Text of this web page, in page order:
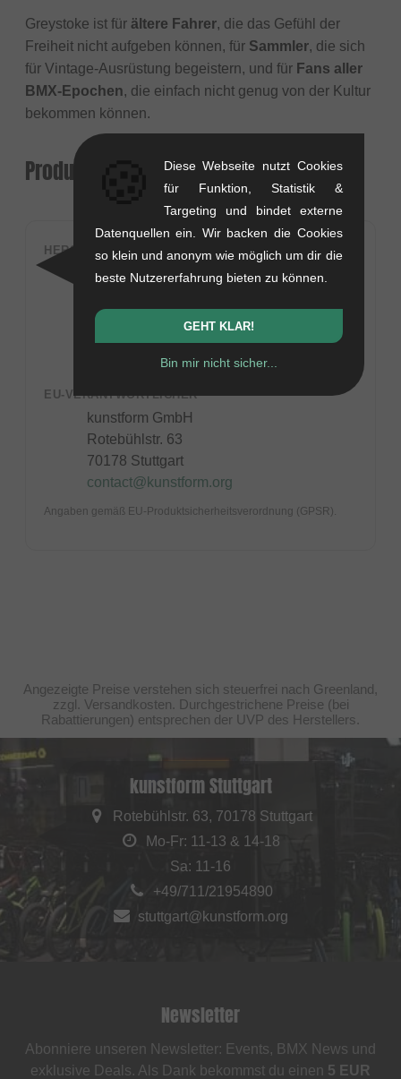
Greystoke ist für ältere Fahrer, die das Gefühl der
Freiheit nicht aufgeben können, für Sammler, die sich
für Vintage-Ausrüstung begeistern, und für Fans aller
BMX-Epochen, die einfach nicht genug von der Kultur
bekommen können.
Produktsicherheit
HERSTELLER
Greystoke BMX Media
Glasgow G4 9XG
info@greystokebmx.com
EU-VERANTWORTLICHER
kunstform GmbH
Rotebühlstr. 63
70178 Stuttgart
contact@kunstform.org
Angaben gemäß EU-Produktsicherheitsverordnung (GPSR).
Angezeigte Preise verstehen sich steuerfrei nach Greenland,
zzgl. Versandkosten. Durchgestrichene Preise (bei
Rabattierungen) entsprechen der UVP des Herstellers.
kunstform Stuttgart
Rotebühlstr. 63, 70178 Stuttgart
Mo-Fr: 11-13 & 14-18
Sa: 11-16
+49/711/21954890
stuttgart@kunstform.org
Newsletter
Abonniere unseren Newsletter: Events, BMX News und
exklusive Deals. Als Dank bekommst du einen 5 EUR
Diese Webseite nutzt Cookies
für Funktion, Statistik &
Targeting und bindet externe
Datenquellen ein. Wir backen die Cookies
so klein und anonym wie möglich um dir die
beste Nutzererfahrung bieten zu können.
GEHT KLAR!
Bin mir nicht sicher...